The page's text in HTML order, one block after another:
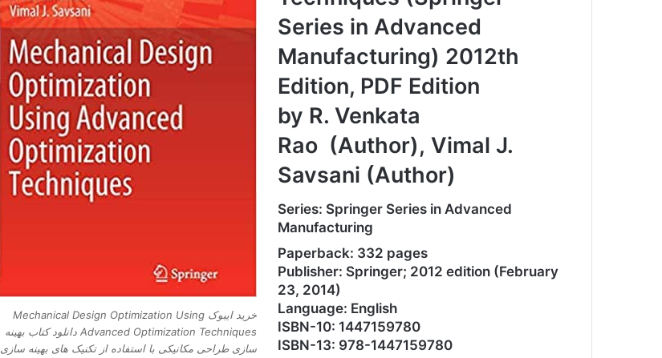
خرید ایبوک Mechanical Design Optimization Using
Advanced Optimization Techniques دانلود کتاب بهینه
سازی طراحی مکانیکی با استفاده از تکنیک های بهینه سازی
Series in Advanced
Manufacturing) 2012th
Edition, PDF Edition
by R. Venkata
Rao (Author), Vimal J.
Savsani (Author)
Series: Springer Series in Advanced
Manufacturing
Paperback: 332 pages
Publisher: Springer; 2012 edition (February
23, 2014)
Language: English
ISBN-10: 1447159780
ISBN-13: 978-1447159780